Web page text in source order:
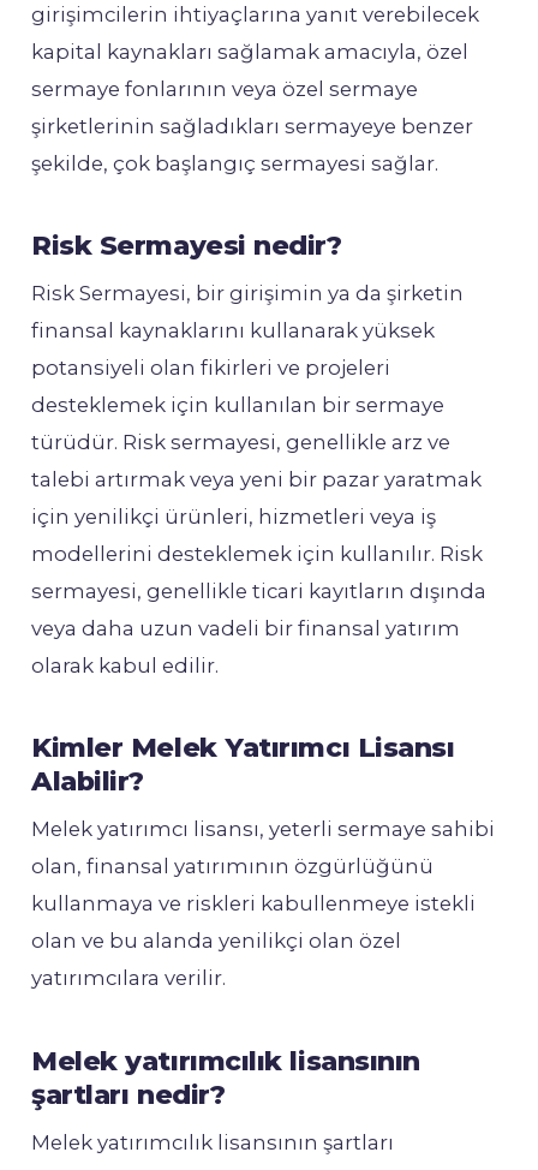
girişimcilerin ihtiyaçlarına yanıt verebilecek
kapital kaynakları sağlamak amacıyla, özel
sermaye fonlarının veya özel sermaye
şirketlerinin sağladıkları sermayeye benzer
şekilde, çok başlangıç ​​sermayesi sağlar.
Risk Sermayesi nedir?
Risk Sermayesi, bir girişimin ya da şirketin
finansal kaynaklarını kullanarak yüksek
potansiyeli olan fikirleri ve projeleri
desteklemek için kullanılan bir sermaye
türüdür. Risk sermayesi, genellikle arz ve
talebi artırmak veya yeni bir pazar yaratmak
için yenilikçi ürünleri, hizmetleri veya iş
modellerini desteklemek için kullanılır. Risk
sermayesi, genellikle ticari kayıtların dışında
veya daha uzun vadeli bir finansal yatırım
olarak kabul edilir.
Kimler Melek Yatırımcı Lisansı
Alabilir?
Melek yatırımcı lisansı, yeterli sermaye sahibi
olan, finansal yatırımının özgürlüğünü
kullanmaya ve riskleri kabullenmeye istekli
olan ve bu alanda yenilikçi olan özel
yatırımcılara verilir.
Melek yatırımcılık lisansının
şartları nedir?
Melek yatırımcılık lisansının şartları